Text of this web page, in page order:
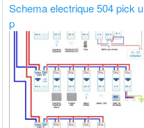
Schema electrique 504 pick u
p